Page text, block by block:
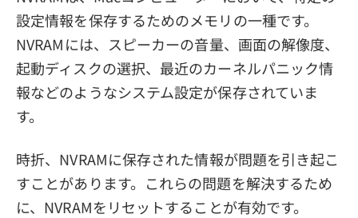
設定情報を保存するためのメモリの一種です。
NVRAMには、スピーカーの音量、画面の解像度、
起動ディスクの選択、最近のカーネルパニック情
報などのようなシステム設定が保存されていま
す。
時折、NVRAMに保存された情報が問題を引き起こ
すことがあります。これらの問題を解決するため
に、NVRAMをリセットすることが有効です。